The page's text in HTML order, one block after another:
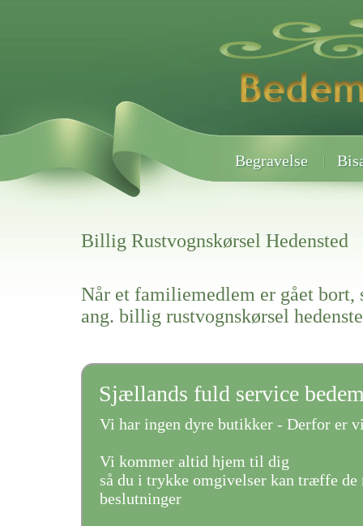
Begravelse
Billig Rustvognskørsel Hedensted
Når et familiemedlem er gået bort,
ang. billig rustvognskørsel
Sjællands fuld service
Vi har ingen dyre butikker - Derfor er
Vi kommer altid hjem til dig
så du i trykke omgivelser kan træffe de
beslutninger